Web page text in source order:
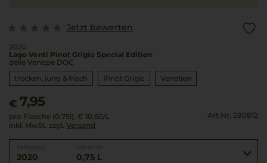
Jetzt bewerten
2020
Lago Venti Pinot Grigio Special Edition
delle Venezie DOC
trocken, jung & frisch
Pinot Grigio Venetien
€ 7,95
pro Flasche (0.75l), € 10,60/L
inkl. MwSt. zzgl. Versand
Art.Nr. 580812
2020 0,75 L